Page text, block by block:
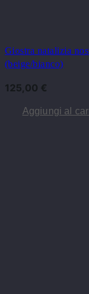
Giostra natalizia
(beige/bianco)
125,00 €
Aggiungi al